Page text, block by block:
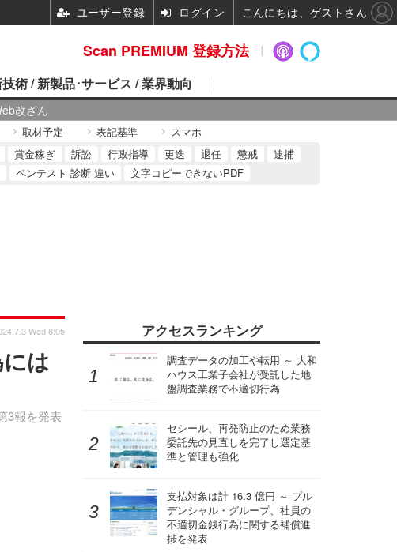
改ざん
術 / 新製品･サービス / 業界動向
取材予定 表記基準 スマホ
賞金稼ぎ 訴訟 行政指導 更迭 退任 懲戒
逮捕
ペンテスト 診断 違い 文字コピーできないPDF
は
3報を発表
Wed 8:05 アクセスランキング
調査データの加工や転用 ～ 大和
ハウス工業子会社が受託した地
盤調査業務で不適切行為
セシール、再発防止のため業務
委託先の見直しを完了し選定基
準と管理も強化
支払対象は計 16.3 億円 ～ プル
デンシャル・グループ、社員の
不適切金銭行為に関する補償進
捗を発表
Scan PREMIUM 登録方法
ユーザー登録 ログイン こんにちは、ゲストさん